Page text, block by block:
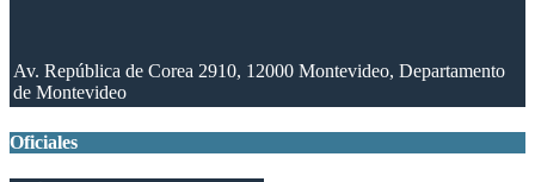
Av. República de Corea 2910, 12000 Montevideo, Departamento
de Montevideo
Oficiales